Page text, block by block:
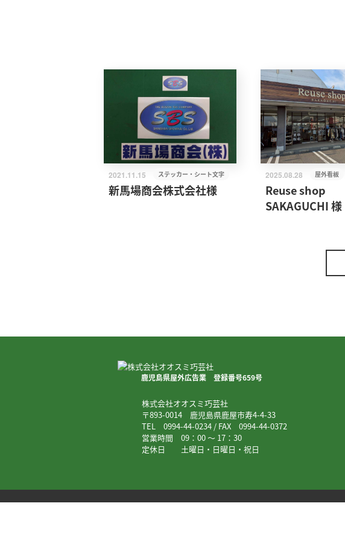
2021.11.15 ステッカー・シート文字
新馬場商会株式会社様
2025.08.28 屋外看板
Reuse shop
SAKAGUCHI 様
鹿児島県屋外広告業 登録番号659号
株式会社オオスミ巧芸社
〒893-0014 鹿児島県鹿屋市寿4-4-33
TEL 0994-44-0234 / FAX 0994-44-0372
営業時間 09：00 ～ 17：30
定休日 土曜日・日曜日・祝日